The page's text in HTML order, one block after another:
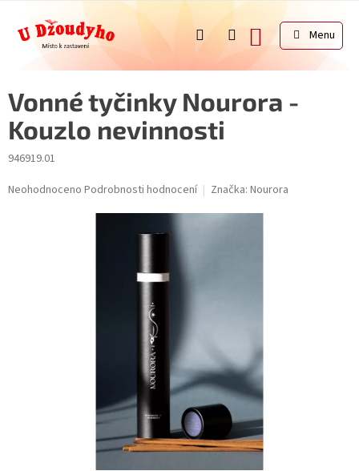
obsah
NÁKUPNÍ
KOŠÍK
Vonné tyčinky Nourora -
Kouzlo nevinnosti
946919.01
Průměrné
Neohodnoceno Podrobnosti hodnocení Značka: Nourora